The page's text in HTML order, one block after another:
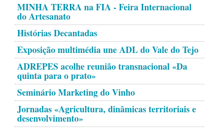
MINHA TERRA na FIA - Feira Internacional
do Artesanato
Histórias Decantadas
Exposição multimédia une ADL do Vale do Tejo
ADREPES acolhe reunião transnacional «Da
quinta para o prato»
Seminário Marketing do Vinho
Jornadas «Agricultura, dinâmicas territoriais e
desenvolvimento»